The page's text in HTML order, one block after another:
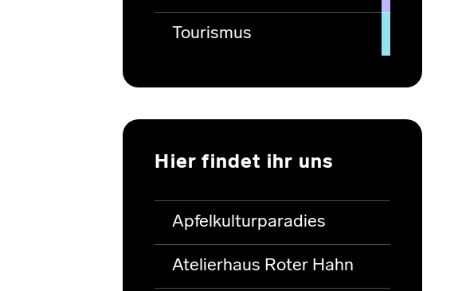
Tourismus
Hier findet ihr uns
Apfelkulturparadies
Atelierhaus Roter Hahn